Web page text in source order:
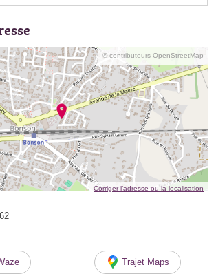
© contributeurs OpenStreetMap
Corriger l’adresse ou la localisation
Trajet Maps